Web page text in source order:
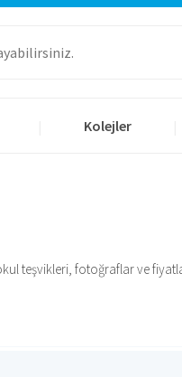
Kolejler
teşvikleri, fotoğraflar ve